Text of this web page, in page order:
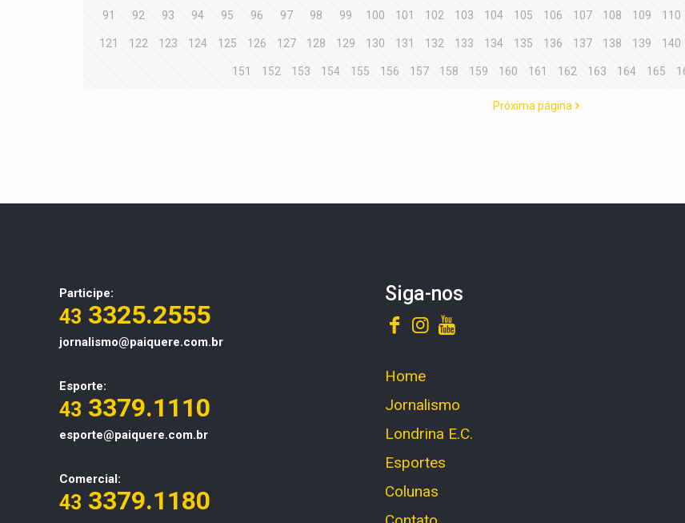
91 92 93 94 95 96 97 98 99 100 101 102 103 104 105 106 107 108 109 110
121 122 123 124 125 126 127 128 129 130 131 132 133 134 135 136 137 138 139 140
151 152 153 154 155 156 157 158 159 160 161 162 163 164 165
Próxima página
Participe:
43 3325.2555
jornalismo@paiquere.com.br
Esporte:
43 3379.1110
esporte@paiquere.com.br
Comercial:
43 3379.1180
Siga-nos
Home
Jornalismo
Londrina E.C.
Esportes
Colunas